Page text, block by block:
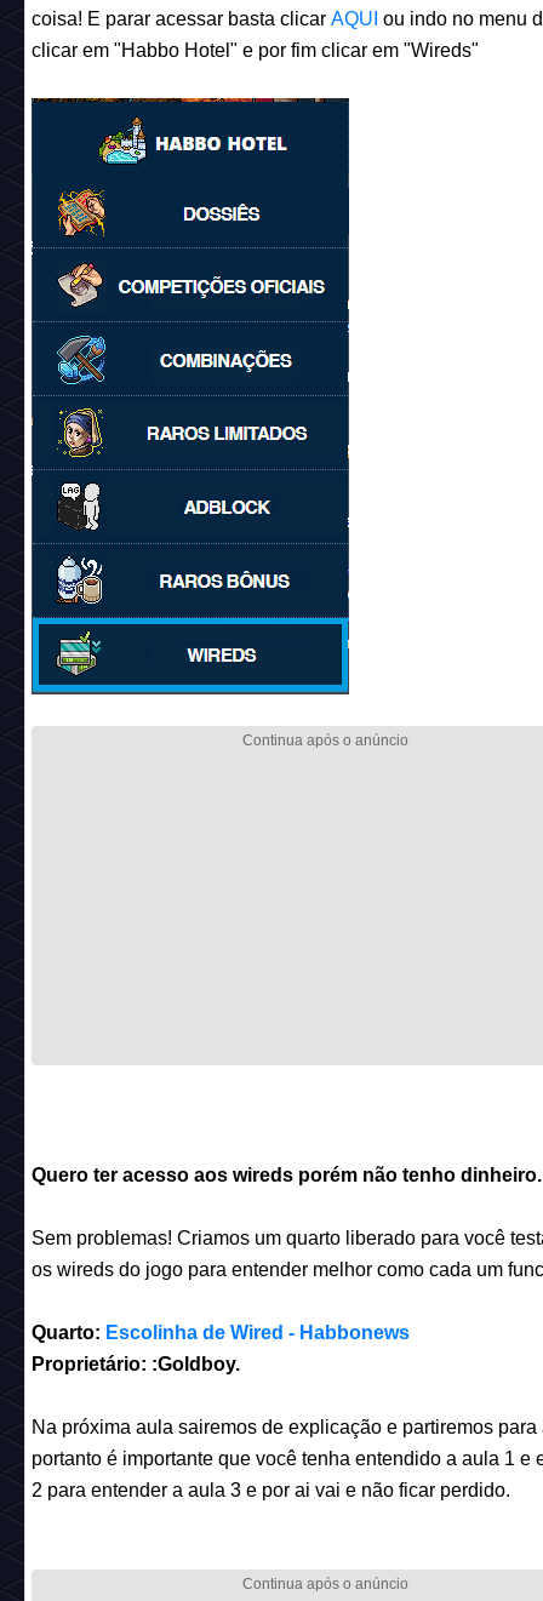
coisa! E parar acessar basta clicar AQUI ou indo no menu
clicar em "Habbo Hotel" e por fim clicar em "Wireds"
Quero ter acesso aos wireds porém não tenho dinheiro.
Sem problemas! Criamos um quarto liberado para você
os wireds do jogo para entender melhor como cada um
Quarto: Escolinha de Wired - Habbonews
Proprietário: :Goldboy.
Na próxima aula sairemos de explicação e partiremos para
portanto é importante que você tenha entendido a aula 1 e
2 para entender a aula 3 e por ai vai e não ficar perdido.